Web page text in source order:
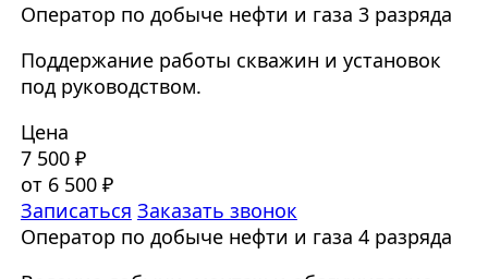
Оператор по добыче нефти и газа 3 разряда
Поддержание работы скважин и установок
под руководством.
Цена
7 500 ₽
от 6 500 ₽
Записаться Заказать звонок
Оператор по добыче нефти и газа 4 разряда